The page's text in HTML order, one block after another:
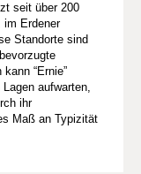
seit über 200
im Erdener
Standorte sind
“Ernie”
aufwarten,
ihr
Maß an Typizität